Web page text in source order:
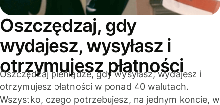
Oszczędzaj, gdy
wydajesz, wysyłasz i
otrzymujesz płatności
Oszczędzaj pieniądze, gdy wysyłasz, wydajesz i
otrzymujesz płatności w ponad 40 walutach.
Wszystko, czego potrzebujesz, na jednym koncie, w